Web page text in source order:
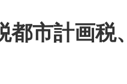
都市計画